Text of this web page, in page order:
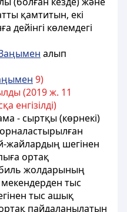
қамтитын, екі
дейінгі көлемдегі
алып
9)
(2019 ж. 11
енгізілді)
- сыртқы (көрнекі)
жайлардың шегінен
ортақ
жолдарының
мекендерден тыс
тыс ашық
пайдаланылатын